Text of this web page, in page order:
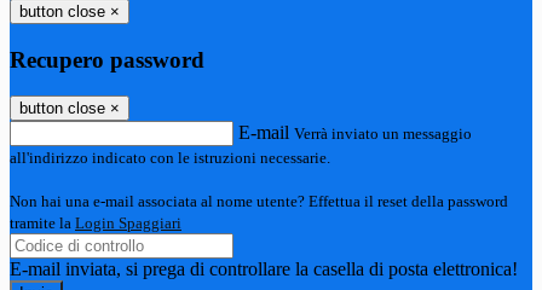
button close ×
Recupero password
button close ×
E-mail Verrà inviato un messaggio
all'indirizzo indicato con le istruzioni necessarie.
Non hai una e-mail associata al nome utente? Effettua il reset della password
tramite la Login Spaggiari
E-mail inviata, si prega di controllare la casella di posta elettronica!